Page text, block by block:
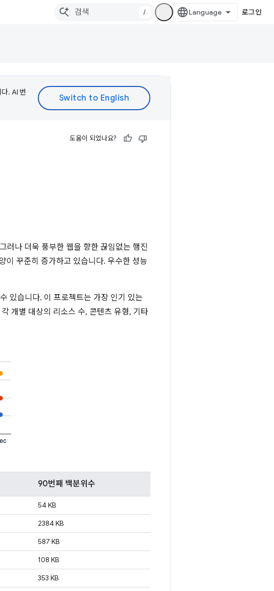
/ 로그인
. AI 번
도움이 되었나요?
러나 더욱 풍부한 웹을 향한 끊임없는 행진
이 꾸준히 증가하고 있습니다. 우수한 성능
있습니다. 이 프로젝트는 가장 인기 있는
개별 대상의 리소스 수, 콘텐츠 유형, 기타
90번째 백분위수
54 KB
2384 KB
587 KB
108 KB
353 KB